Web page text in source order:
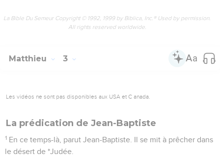
3
C’est Jean que le *prophète *Esaïe a annoncé lorsqu’il a
dit : On entend la voix de quelqu’un qui crie dans le désert :
reconnaissant ainsi leurs péchés.